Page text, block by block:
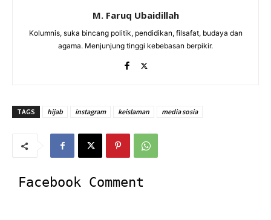
M. Faruq Ubaidillah
Kolumnis, suka bincang politik, pendidikan, filsafat, budaya dan
agama. Menjunjung tinggi kebebasan berpikir.
TAGS hijab instagram keislaman media sosia
Facebook Comment